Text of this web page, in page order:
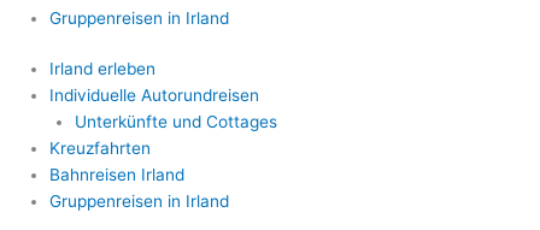
Gruppenreisen in Irland
Irland erleben
Individuelle Autorundreisen
Unterkünfte und Cottages
Kreuzfahrten
Bahnreisen Irland
Gruppenreisen in Irland